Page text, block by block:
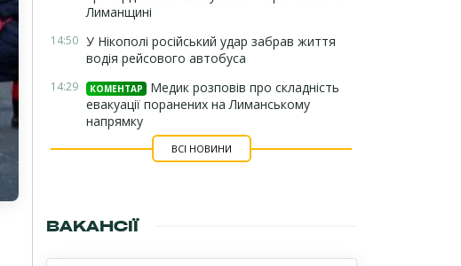
Лиманщині
14:50 У Нікополі російський удар забрав життя
водія рейсового автобуса
14:29 КОМЕНТАР
Медик розповів про складність
евакуації поранених на Лиманському
напрямку
ВСІ НОВИНИ
ВАКАНСІЇ